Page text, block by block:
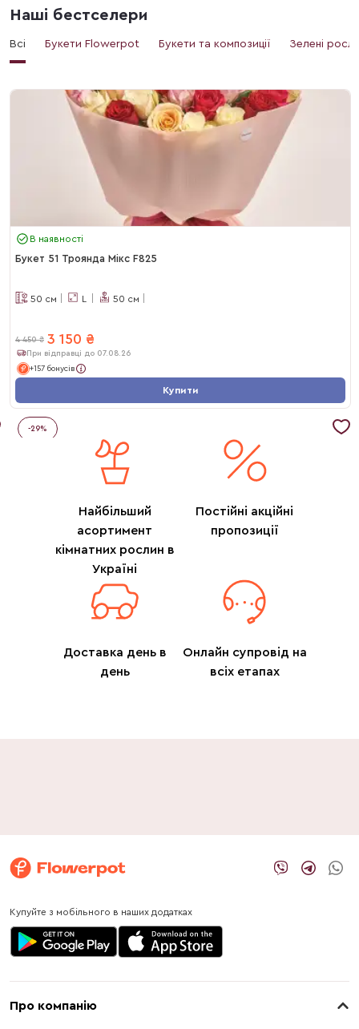
Наші бестселери
Всі Букети Flowerpot Букети та композиції Зелені
В наявності
Букет 51 Троянда Мікс F825
50 см L 50 см
4 450 ₴ 3 150 ₴
При відправці до 07.08.26
+157 бонусів
Купити
-29%
Найбільший
асортимент
кімнатних рослин в
Україні
Постійні акційні
пропозиції
Доставка день в
день
Онлайн супровід на
всіх етапах
Купуйте з мобільного в наших додатках
Про компанію